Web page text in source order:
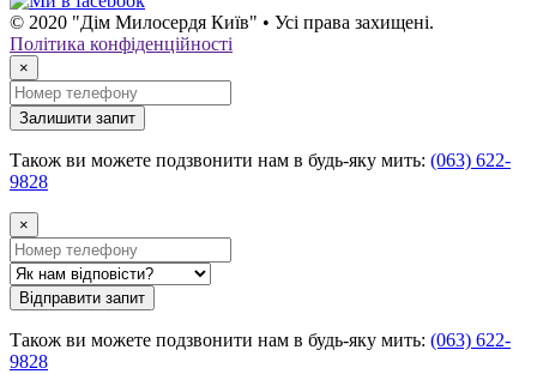
© 2020 "Дім Милосердя Київ" • Усі права захищені.
Політика конфіденційності
×
Залишити запит
Також ви можете подзвонити нам в будь-яку мить: (063) 622-
9828
×
Відправити запит
Також ви можете подзвонити нам в будь-яку мить: (063) 622-
9828